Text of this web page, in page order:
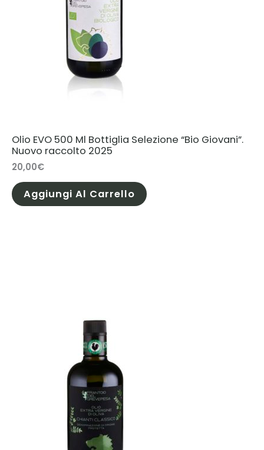
Olio EVO 500 Ml Bottiglia Selezione “Bio Giovani”.
Nuovo raccolto 2025
20,00€
Aggiungi Al Carrello